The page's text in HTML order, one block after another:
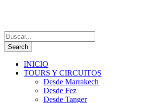
INICIO
TOURS Y CIRCUITOS
Desde Marrakech
Desde Fez
Desde Tanger